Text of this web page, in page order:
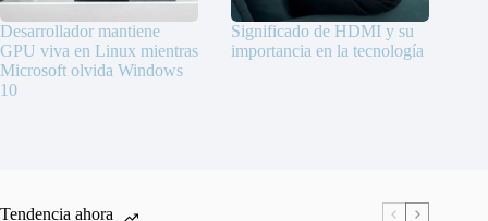
Desarrollador mantiene
GPU viva en Linux mientras
Microsoft olvida Windows
10
Significado de HDMI y su
importancia en la tecnología
Tendencia ahora